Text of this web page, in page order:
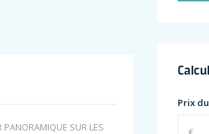
PANORAMIQUE SUR LES
Prix